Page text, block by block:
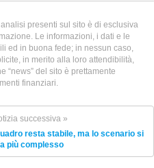
presenti sul sito è di esclusiva
Le informazioni, i dati e le
ed in buona fede; in nessun caso,
in merito alla loro attendibilità,
“news” del sito è prettamente
finanziari.
successiva »
resta stabile, ma lo scenario si
più complesso